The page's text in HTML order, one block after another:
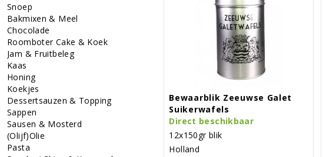
Snoep
Bakmixen & Meel
Chocolade
Roomboter Cake & Koek
Jam & Fruitbeleg
Kaas
Honing
Koekjes
Dessertsauzen & Topping
Sappen
Sausen & Mosterd
(Olijf)Olie
Pasta
Bewaarblik Zeeuwse Galet
Suikerwafels
Direct beschikbaar
12x150gr blik
Holland